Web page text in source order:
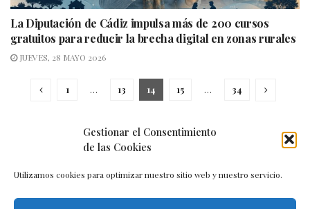
Gestionar el Consentimiento
de las Cookies
Utilizamos cookies para optimizar nuestro sitio web y nuestro servicio.
La Diputación de Cádiz impulsa más de 200 cursos
gratuitos para reducir la brecha digital en zonas rurales
JUEVES, 28 MAYO 2026
1 … 13 14 15 … 34